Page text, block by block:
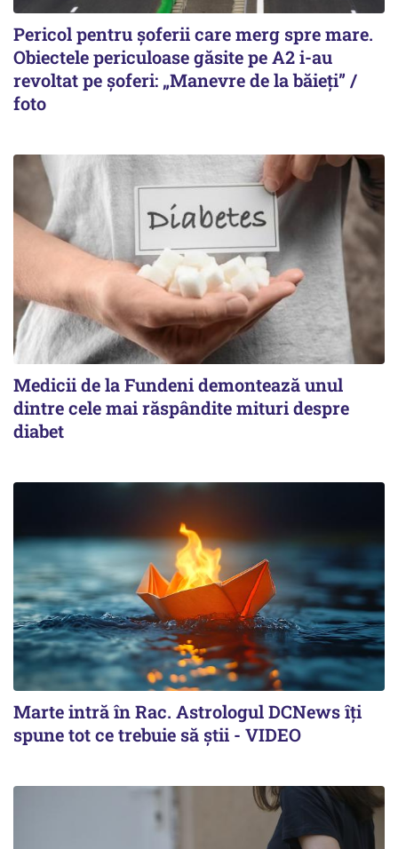
Pericol pentru șoferii care merg spre mare.
Obiectele periculoase găsite pe A2 i-au
revoltat pe șoferi: „Manevre de la băieți” /
foto
Medicii de la Fundeni demontează unul
dintre cele mai răspândite mituri despre
diabet
Marte intră în Rac. Astrologul DCNews îți
spune tot ce trebuie să știi - VIDEO